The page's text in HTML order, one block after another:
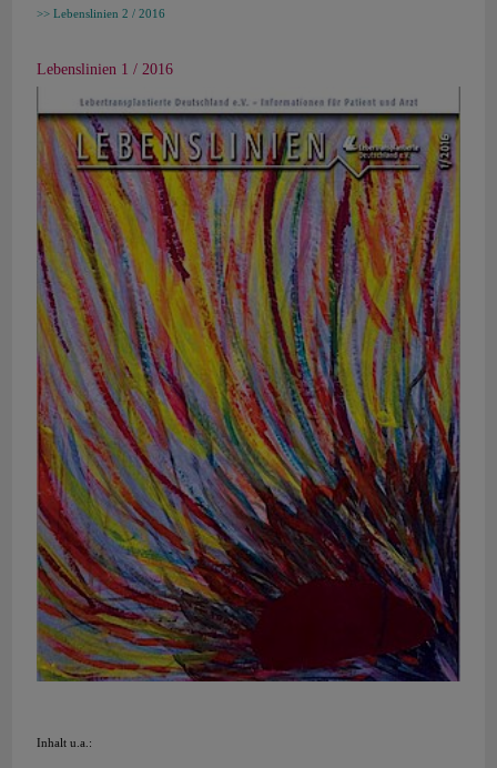
Lebenslinien 2 / 2016
Lebenslinien 1 / 2016
Inhalt u.a.: